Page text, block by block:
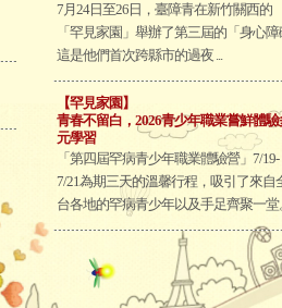
7月24日至26日，臺障青在新竹關西的
「罕見家園」舉辦了第三屆的「身心障
這是他們首次跨縣市的過夜 ...
【罕見家園】
青春不留白，2026青少年職業嘗鮮體驗
元學習
「第四屆罕病青少年職業體驗營」7/19-
7/21為期三天的溫馨行程，吸引了來自
台各地的罕病青少年以及手足齊聚一堂